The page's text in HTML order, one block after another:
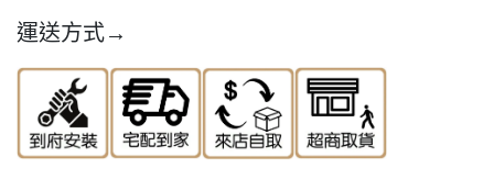
運送方式→